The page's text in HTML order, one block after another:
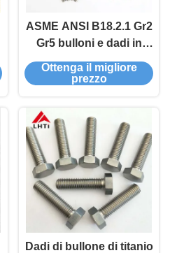
ASME ANSI B18.2.1 Gr2
Gr5 bulloni e dadi in
titanio testa esagonale
1/4'-20 TPI 1'"
Ottenga il migliore
prezzo
Dadi di bullone di titanio